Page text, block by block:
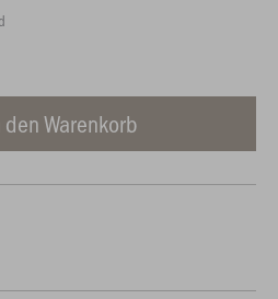
den Warenkorb